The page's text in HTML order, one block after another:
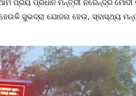
ପ୍ରିୟ ପ୍ରଧାନ ମନ୍ତ୍ରୀ ନରେନ୍ଦ୍ର ମୋଦୀ
ସୁଭଦ୍ରା ଯୋଜନା ହେଉ, ସ୍ବାସ୍ଥ୍ୟ